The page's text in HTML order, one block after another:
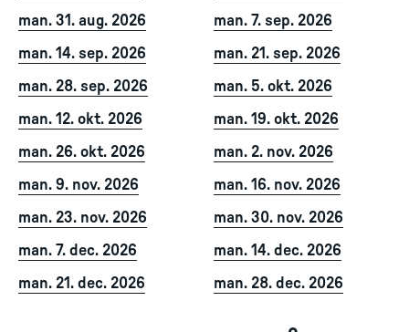
man. 31. aug. 2026
man. 7. sep. 2026
man. 14. sep. 2026
man. 21. sep. 2026
man. 28. sep. 2026
man. 5. okt. 2026
man. 12. okt. 2026
man. 19. okt. 2026
man. 26. okt. 2026
man. 2. nov. 2026
man. 9. nov. 2026
man. 16. nov. 2026
man. 23. nov. 2026
man. 30. nov. 2026
man. 7. dec. 2026
man. 14. dec. 2026
man. 21. dec. 2026
man. 28. dec. 2026